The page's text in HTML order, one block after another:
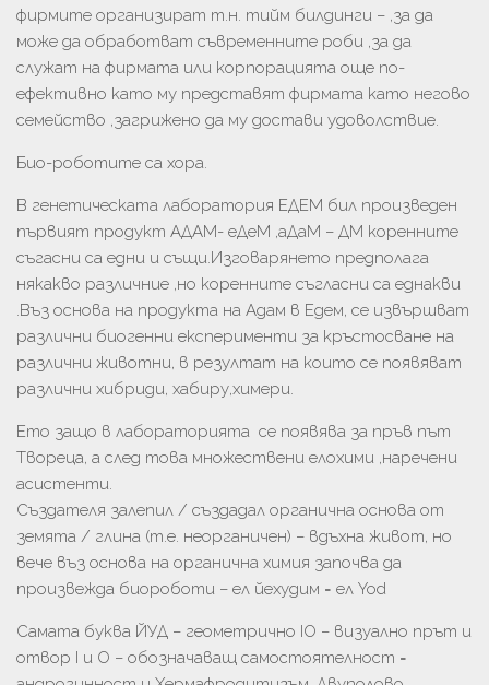
фирмите организират т.н. тийм билдинги – ,за да
може да обработват съвременните роби ,за да
служат на фирмата или корпорацията още по-
ефективно като му представят фирмата като негово
семейство ,загрижено да му достави удоволствие.
Био-роботите са хора.
В генетическата лаборатория ЕДЕМ бил произведен
първият продукт АДАМ- еДеМ ,аДаМ – ДМ коренните
съгасни са едни и същи.Изговарянето предполага
някакво различние ,но коренните съгласни са еднакви
.Въз основа на продукта на Адам в Едем, се извършват
различни биогенни експерименти за кръстосване на
различни животни, в резултат на които се появяват
различни хибриди, хабиру,химери.
Ето защо в лабораторията се появява за пръв път
Твореца, а след това множествени елохими ,наречени
асистенти.
Създателя залепил / създадал органична основа от
земята / глина (т.е. неорганичен) – вдъхна живот, но
вече въз основа на органична химия започва да
произвежда биороботи – ел йехудим = ел Yod
Самата буква ЙУД – геометрично IO – визуално прът и
отвор I и О – обозначаващ самостоятелност =